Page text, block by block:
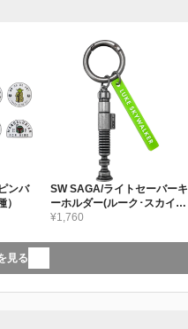
ンバ
SW SAGA/ライトセーバーキ
ーホルダー(ルーク･スカイウ
ォーカー)
¥1,760
見る